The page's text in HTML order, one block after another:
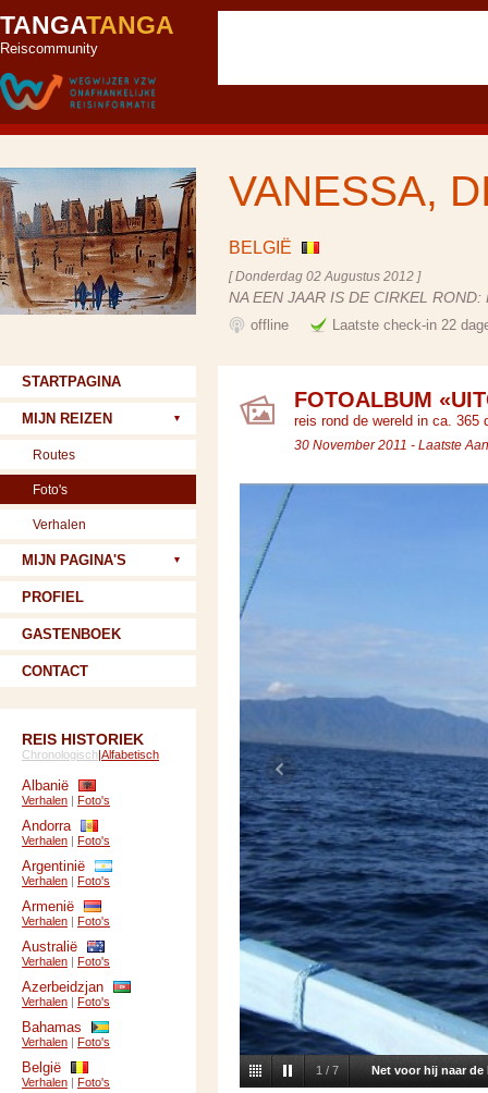
TANGATANGA
Reiscommunity
VANESSA,
BELGIË
[ Donderdag 02 Augustus 2012 ]
NA EEN JAAR IS DE CIRKEL
offline Laatste check-in 22
FOTOALBUM
reis rond de wereld in ca. 365
30 November 2011 - Laatste
2 / 7 Dol-fijn!
STARTPAGINA
MIJN REIZEN
Routes
Foto's
Verhalen
MIJN PAGINA'S
PROFIEL
GASTENBOEK
CONTACT
REIS HISTORIEK
Chronologisch|Alfabetisch
Albanië
Verhalen | Foto's
Andorra
Verhalen | Foto's
Argentinië
Verhalen | Foto's
Armenië
Verhalen | Foto's
Australië
Verhalen | Foto's
Azerbeidzjan
Verhalen | Foto's
Bahamas
Verhalen | Foto's
België
Verhalen | Foto's